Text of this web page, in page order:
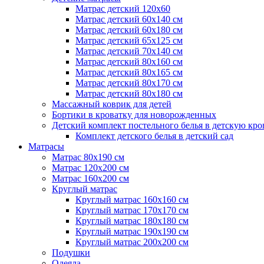
Матрас детский 120х60
Матрас детский 60х140 см
Матрас детский 60х180 см
Матрас детский 65х125 см
Матрас детский 70х140 см
Матрас детский 80х160 см
Матрас детский 80х165 см
Матрас детский 80х170 см
Матрас детский 80х180 см
Массажный коврик для детей
Бортики в кроватку для новорожденных
Детский комплект постельного белья в детскую
Комплект детского белья в детский сад
Матрасы
Матрас 80х190 см
Матраc 120х200 см
Матрас 160х200 см
Круглый матрас
Круглый матрас 160х160 см
Круглый матрас 170х170 см
Круглый матрас 180х180 см
Круглый матрас 190х190 см
Круглый матрас 200х200 см
Подушки